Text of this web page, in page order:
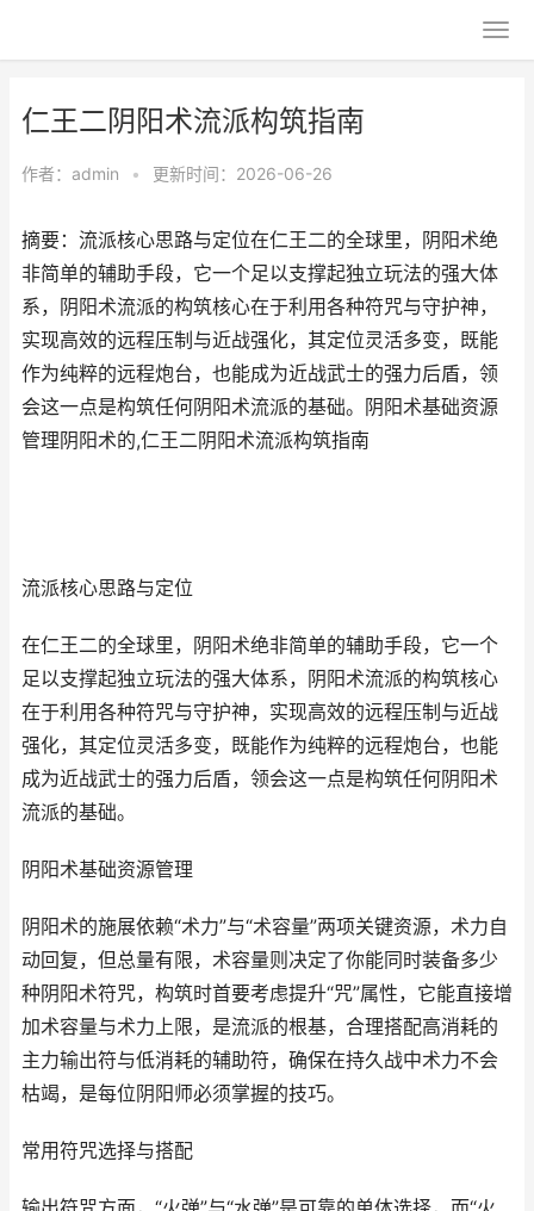
仁王二阴阳术流派构筑指南
作者： admin • 更新时间：2026-06-26
摘要：流派核心思路与定位在仁王二的全球里，阴阳术绝
非简单的辅助手段，它一个足以支撑起独立玩法的强大体
系，阴阳术流派的构筑核心在于利用各种符咒与守护神，
实现高效的远程压制与近战强化，其定位灵活多变，既能
作为纯粹的远程炮台，也能成为近战武士的强力后盾，领
会这一点是构筑任何阴阳术流派的基础。阴阳术基础资源
管理阴阳术的,仁王二阴阳术流派构筑指南
流派核心思路与定位
在仁王二的全球里，阴阳术绝非简单的辅助手段，它一个
足以支撑起独立玩法的强大体系，阴阳术流派的构筑核心
在于利用各种符咒与守护神，实现高效的远程压制与近战
强化，其定位灵活多变，既能作为纯粹的远程炮台，也能
成为近战武士的强力后盾，领会这一点是构筑任何阴阳术
流派的基础。
阴阳术基础资源管理
阴阳术的施展依赖“术力”与“术容量”两项关键资源，术力自
动回复，但总量有限，术容量则决定了你能同时装备多少
种阴阳术符咒，构筑时首要考虑提升“咒”属性，它能直接增
加术容量与术力上限，是流派的根基，合理搭配高消耗的
主力输出符与低消耗的辅助符，确保在持久战中术力不会
枯竭，是每位阴阳师必须掌握的技巧。
常用符咒选择与搭配